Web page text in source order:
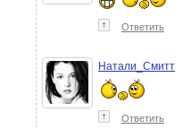
↑ Ответить
Натали_Смитт
↑ Ответить